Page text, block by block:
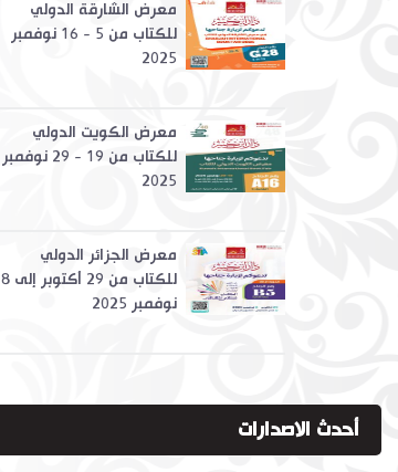
معرض الشارقة الدولي
للكتاب من 5 - 16 نوفمبر
2025
معرض الكويت الدولي
للكتاب من 19 - 29 نوفمبر
2025
معرض الجزائر الدولي
للكتاب من 29 أكتوبر إلى 8
نوفمبر 2025
أحدث الاصدارات